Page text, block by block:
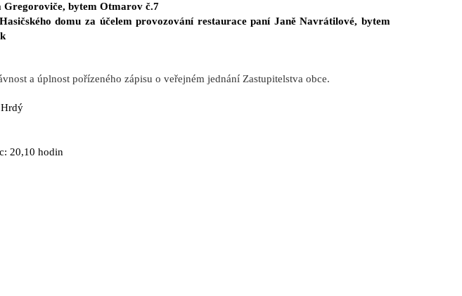
Gregoroviče, bytem Otmarov č.7
domu za účelem provozování restaurace paní Janě Navrátilové, bytem
a úplnost pořízeného zápisu o veřejném jednání Zastupitelstva obce.
20,10 hodin